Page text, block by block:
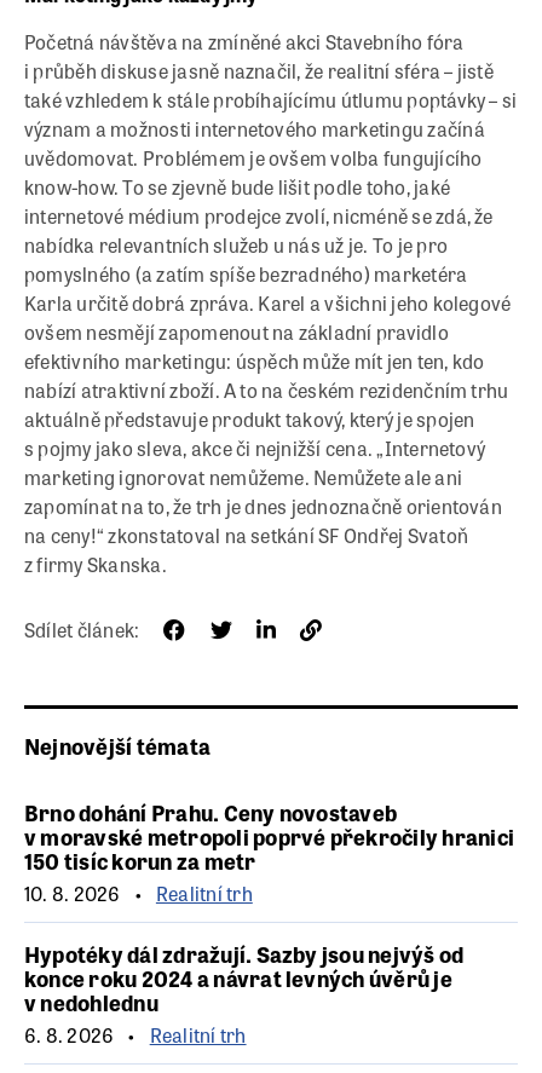
Početná návštěva na zmíněné akci Stavebního fóra
i průběh diskuse jasně naznačil, že realitní sféra – jistě
také vzhledem k stále probíhajícímu útlumu poptávky – si
význam a možnosti internetového marketingu začíná
uvědomovat. Problémem je ovšem volba fungujícího
know-how. To se zjevně bude lišit podle toho, jaké
internetové médium prodejce zvolí, nicméně se zdá, že
nabídka relevantních služeb u nás už je. To je pro
pomyslného (a zatím spíše bezradného) marketéra
Karla určitě dobrá zpráva. Karel a všichni jeho kolegové
ovšem nesmějí zapomenout na základní pravidlo
efektivního marketingu: úspěch může mít jen ten, kdo
nabízí atraktivní zboží. A to na českém rezidenčním trhu
aktuálně představuje produkt takový, který je spojen
s pojmy jako sleva, akce či nejnižší cena. „Internetový
marketing ignorovat nemůžeme. Nemůžete ale ani
zapomínat na to, že trh je dnes jednoznačně orientován
na ceny!“ zkonstatoval na setkání SF Ondřej Svatoň
z firmy Skanska.
Sdílet článek:
Nejnovější témata
Brno dohání Prahu. Ceny novostaveb
v moravské metropoli poprvé překročily hranici
150 tisíc korun za metr
10. 8. 2026 Realitní trh
Hypotéky dál zdražují. Sazby jsou nejvýš od
konce roku 2024 a návrat levných úvěrů je
v nedohlednu
6. 8. 2026 Realitní trh